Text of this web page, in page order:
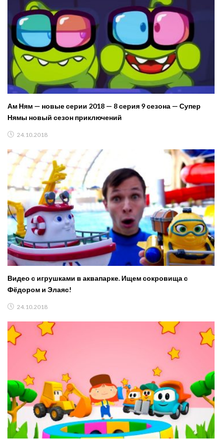
Ам Ням — новые серии 2018 — 8 серия 9 сезона — Супер
Нямы новый сезон приключений
24.10.2018
Видео с игрушками в аквапарке. Ищем сокровища с
Фёдором и Элаяс!
24.10.2018